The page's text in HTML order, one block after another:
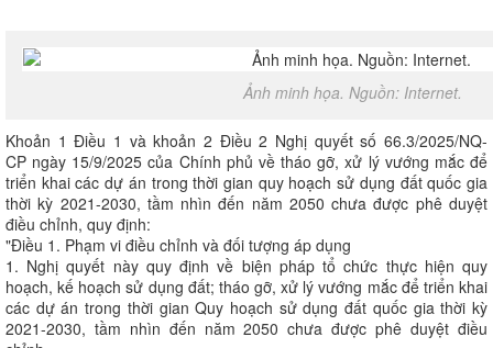
Ảnh minh họa. Nguồn: Internet.
Khoản 1 Điều 1 và khoản 2 Điều 2 Nghị quyết số 66.3/2025/NQ-
CP ngày 15/9/2025 của Chính phủ về tháo gỡ, xử lý vướng mắc để
triển khai các dự án trong thời gian quy hoạch sử dụng đất quốc gia
thời kỳ 2021-2030, tầm nhìn đến năm 2050 chưa được phê duyệt
điều chỉnh, quy định:
"Điều 1. Phạm vi điều chỉnh và đối tượng áp dụng
1. Nghị quyết này quy định về biện pháp tổ chức thực hiện quy
hoạch, kế hoạch sử dụng đất; tháo gỡ, xử lý vướng mắc để triển khai
các dự án trong thời gian Quy hoạch sử dụng đất quốc gia thời kỳ
2021-2030, tầm nhìn đến năm 2050 chưa được phê duyệt điều